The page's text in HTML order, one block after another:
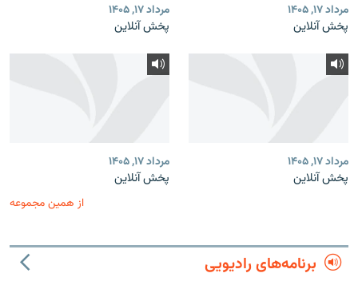
مرداد ۱۷, ۱۴۰۵
پخش آنلاین
مرداد ۱۷, ۱۴۰۵
پخش آنلاین
مرداد ۱۷, ۱۴۰۵
پخش آنلاین
مرداد ۱۷, ۱۴۰۵
پخش آنلاین
از همین مجموعه
برنامه‌های رادیویی